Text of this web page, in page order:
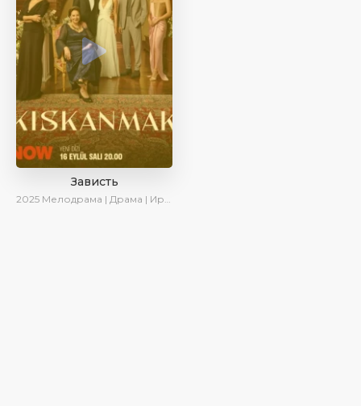
Зависть
2025 Мелодрама | Драма | Ирина Котова | AlisaDirilis | Новинки | Сериалы 2025